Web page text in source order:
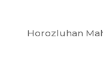
Horozluhan